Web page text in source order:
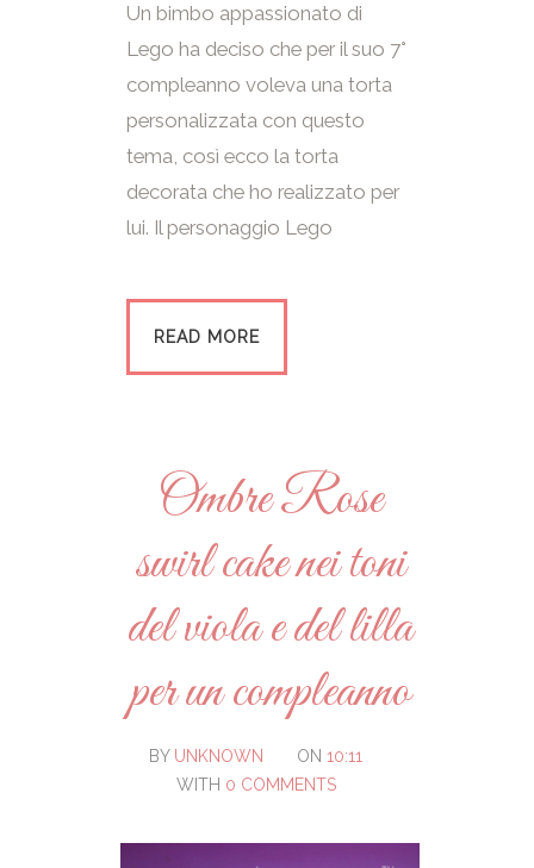
Un bimbo appassionato di
Lego ha deciso che per il suo 7°
compleanno voleva una torta
personalizzata con questo
tema, così ecco la torta
decorata che ho realizzato per
lui. Il personaggio Lego
READ MORE
Ombre Rose
swirl cake nei toni
del viola e del lilla
per un compleanno
BY UNKNOWN ON 10:11
WITH 0 COMMENTS